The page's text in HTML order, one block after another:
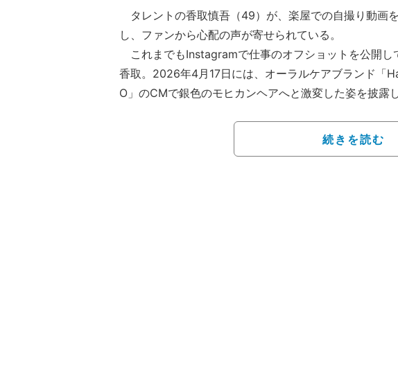
タレントの香取慎吾（49）が、楽屋での自撮り動画
し、ファンから心配の声が寄せられている。
これまでもInstagramで仕事のオフショットを公開し
香取。2026年4月17日には、オーラルケアブランド「
O」のCMで銀色のモヒカンヘアへと激変した姿を披露
続きを読む